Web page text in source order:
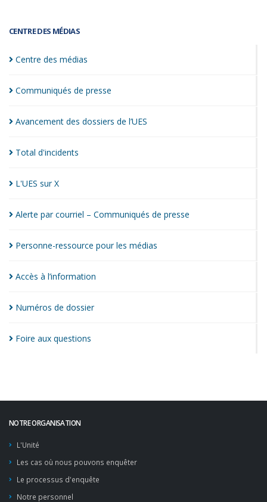
CENTRE DES MÉDIAS
Centre des médias
Communiqués de presse
Avancement des dossiers de l’UES
Total d'incidents
L'UES surX
Alerte par courriel – Communiqués de presse
Personne-ressource pour les médias
Accès à l’information
Numéros de dossier
Foire aux questions
NOTRE ORGANISATION
L'Unité
Les cas où nous pouvons enquêter
Le processus d'enquête
Notre personnel